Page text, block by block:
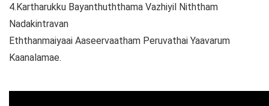
4.Kartharukku Bayanthuththama Vazhiyil Niththam
Nadakintravan
Eththanmaiyaai Aaseervaatham Peruvathai Yaavarum
Kaanalamae.